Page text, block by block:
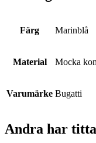
Färg Marinblå
Material Mocka
Varumärke Bugatti
Andra har